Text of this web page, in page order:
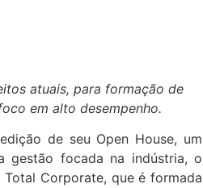
atuais, para formação de
em alto desempenho.
de seu Open House, um
gestão focada na indústria, o
Corporate, que é formada